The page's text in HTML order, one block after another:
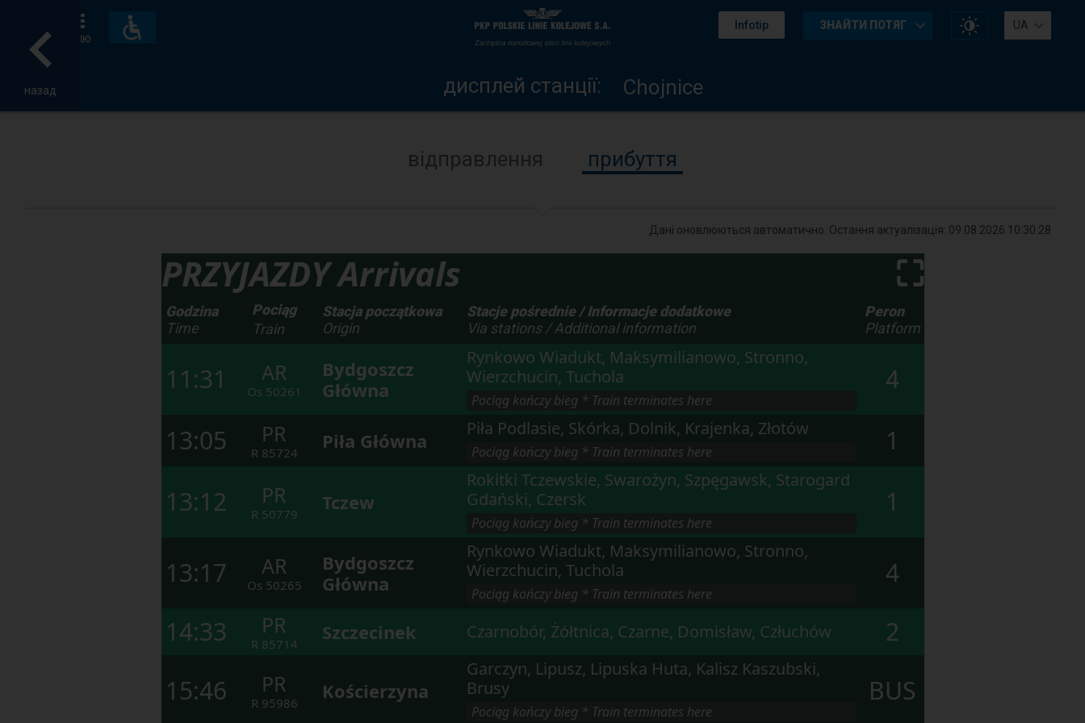
назад
МЕНЮ
Пристосування
та
Infotip ЗНАЙТИ ПОТЯГ
Змінити
контраст
UA
дисплей
станції
Головна
сторінка
дисплей станції: Chojnice
відправлення прибуття
Дані оновлюються автоматично. Остання актуалізація: 09.08.2026 10:30:28
PRZYJAZDY Arrivals ⛶
Godzina
Time
Pociąg
Train
Stacja początkowa
Origin
Stacje pośrednie / Informacje dodatkowe
Via stations / Additional information
Peron
Platform
11:31 AR
Os 50261
Bydgoszcz
Główna
Rynkowo Wiadukt, Maksymilianowo, Stronno,
Wierzchucin, Tuchola
Pociąg kończy bieg * Train terminates here
4
13:05
PR
R 85724 Piła Główna
Piła Podlasie, Skórka, Dolnik, Krajenka, Złotów
Pociąg kończy bieg * Train terminates here
1
13:12
PR
R 50779 Tczew
Rokitki Tczewskie, Swarożyn, Szpęgawsk, Starogard
Gdański, Czersk
Pociąg kończy bieg * Train terminates here
1
13:17 AR
Os 50265
Bydgoszcz
Główna
Rynkowo Wiadukt, Maksymilianowo, Stronno,
Wierzchucin, Tuchola
Pociąg kończy bieg * Train terminates here
4
14:33
PR
R 85714 Szczecinek Czarnobór, Żółtnica, Czarne, Domisław, Człuchów
2
15:46
PR
R 95986 Kościerzyna
Garczyn, Lipusz, Lipuska Huta, Kalisz Kaszubski,
Brusy
Pociąg kończy bieg * Train terminates here
BUS